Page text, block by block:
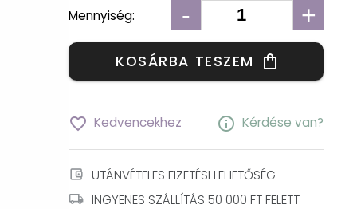
Mennyiség: - +
KOSÁRBA TESZEM shopping_bag
favorite_border Kedvencekhez info Kérdése van?
account_balance_wallet UTÁNVÉTELES FIZETÉSI LEHETŐSÉG
local_shipping INGYENES SZÁLLÍTÁS 50 000 FT FELETT